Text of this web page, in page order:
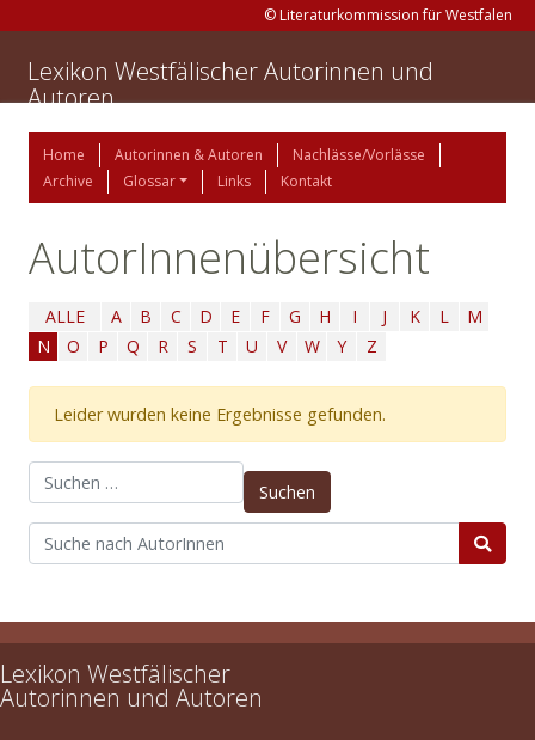
© Literaturkommission für Westfalen
Lexikon Westfälischer Autorinnen und
Autoren
Home Autorinnen & Autoren
Nachlässe/Vorlässe
Archive
Glossar Links Kontakt
AutorInnenübersicht
ALLE A B C D E F G H I J K L
M
N
O P Q R S T U V W Y Z
Leider wurden keine Ergebnisse gefunden.
Suchen nach:
Lexikon Westfälischer
Autorinnen und Autoren